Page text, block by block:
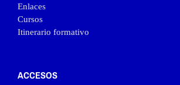
Enlaces
Cursos
Itinerario formativo
ACCESOS